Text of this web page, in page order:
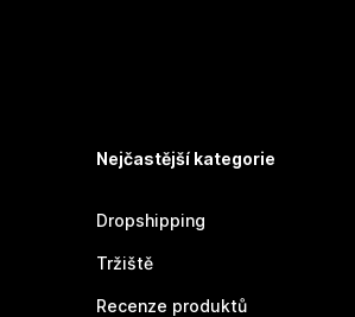
Nejčastější kategorie
Dropshipping
Tržiště
Recenze produktů